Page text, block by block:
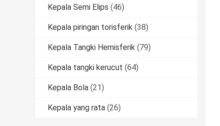
Kepala Semi Elips (46)
Kepala piringan torisferik (38)
Kepala Tangki Hemisferik (79)
Kepala tangki kerucut (64)
Kepala Bola (21)
Kepala yang rata (26)